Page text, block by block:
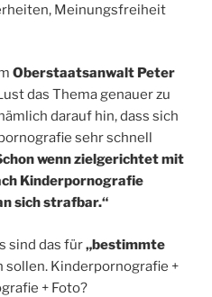
Meinungsfreiheit
Oberstaatsanwalt Peter
das Thema genauer zu
darauf hin, dass sich
sehr schnell
wenn zielgerichtet mit
Kinderpornografie
sich strafbar.“
sind das für„bestimmte
sollen. Kinderpornografie +
+ Foto?